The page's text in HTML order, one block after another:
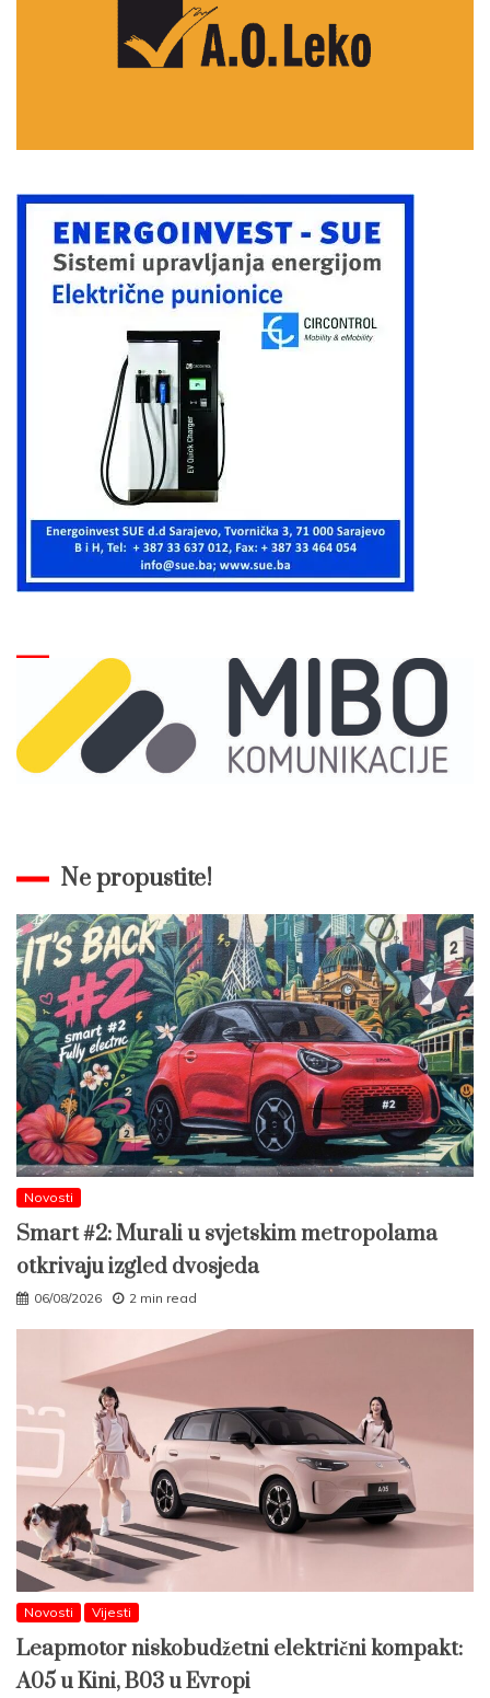
Ne propustite!
Novosti
Smart #2: Murali u svjetskim metropolama
otkrivaju izgled dvosjeda
06/08/2026 2 min read
Novosti Vijesti
Leapmotor niskobudžetni električni kompakt:
A05 u Kini, B03 u Evropi